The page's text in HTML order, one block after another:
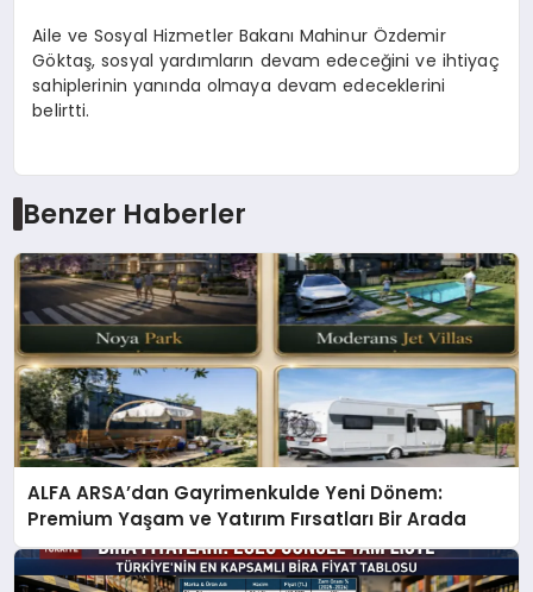
Aile ve Sosyal Hizmetler Bakanı Mahinur Özdemir
Göktaş, sosyal yardımların devam edeceğini ve ihtiyaç
sahiplerinin yanında olmaya devam edeceklerini
belirtti.
Benzer Haberler
ALFA ARSA’dan Gayrimenkulde Yeni Dönem:
Premium Yaşam ve Yatırım Fırsatları Bir Arada